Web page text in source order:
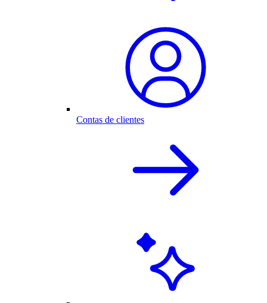
Contas de clientes